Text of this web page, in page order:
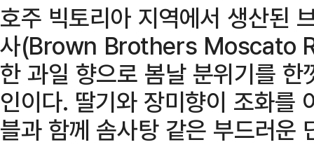
호주 빅토리아 지역에서 생산된
사(Brown Brothers Moscato
한 과일 향으로 봄날 분위기를
인이다. 딸기와 장미향이 조화를
블과 함께 솜사탕 같은 부드러운